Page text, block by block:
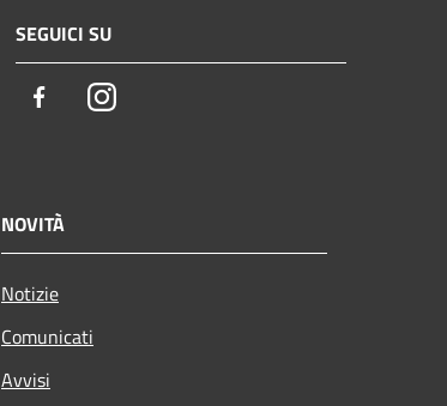
SEGUICI SU
FacebookInstagram
NOVITÀ
Notizie
Comunicati
Avvisi